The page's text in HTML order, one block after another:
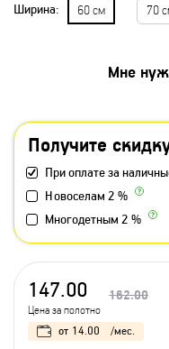
Ширина: 60 см 70
Получите
При оплате за
Новоселам 2 %
Многодетным 2 %
Мне
147.00 162.00
Цена за полотно
от 14.00 /мес.